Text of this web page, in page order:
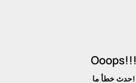
Ooops!!!
حدث خطأ ما!